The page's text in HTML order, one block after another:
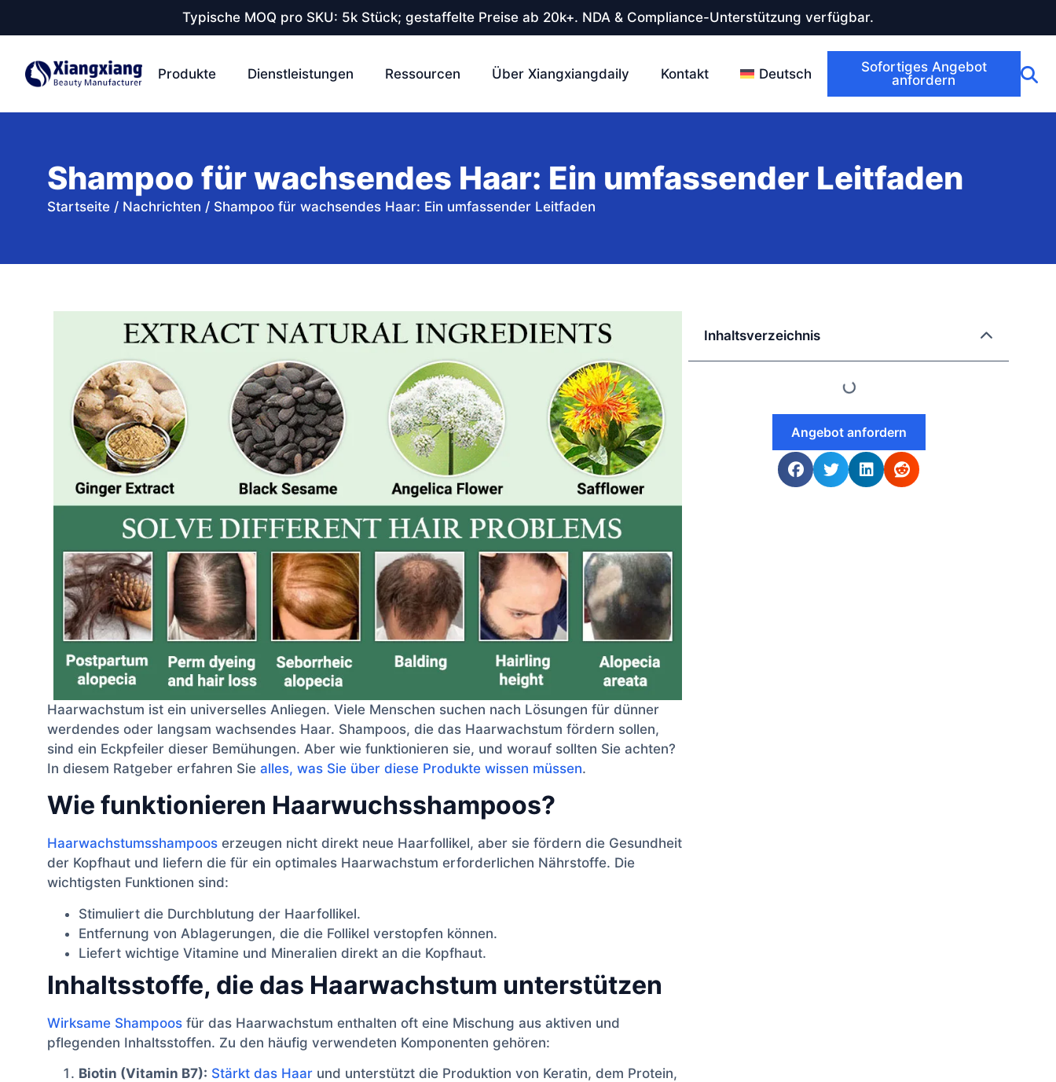
Typische MOQ pro SKU: 5k Stück; gestaffelte Preise ab 20k+. NDA & Compliance-Unterstützung verfügbar.
Produkte Dienstleistungen Ressourcen Über Xiangxiangdaily Kontakt Deutsch
Sofortiges Angebot
anfordern
Shampoo für wachsendes Haar: Ein umfassender Leitfaden
Startseite / Nachrichten / Shampoo für wachsendes Haar: Ein umfassender Leitfaden
Haarwachstum ist ein universelles Anliegen. Viele Menschen suchen nach Lösungen für dünner
werdendes oder langsam wachsendes Haar. Shampoos, die das Haarwachstum fördern sollen,
sind ein Eckpfeiler dieser Bemühungen. Aber wie funktionieren sie, und worauf sollten Sie achten?
In diesem Ratgeber erfahren Sie alles, was Sie über diese Produkte wissen müssen.
Wie funktionieren Haarwuchsshampoos?
Haarwachstumsshampoos erzeugen nicht direkt neue Haarfollikel, aber sie fördern die Gesundheit
der Kopfhaut und liefern die für ein optimales Haarwachstum erforderlichen Nährstoffe. Die
wichtigsten Funktionen sind:
Stimuliert die Durchblutung der Haarfollikel.
Entfernung von Ablagerungen, die die Follikel verstopfen können.
Liefert wichtige Vitamine und Mineralien direkt an die Kopfhaut.
Inhaltsstoffe, die das Haarwachstum unterstützen
Wirksame Shampoos für das Haarwachstum enthalten oft eine Mischung aus aktiven und
pflegenden Inhaltsstoffen. Zu den häufig verwendeten Komponenten gehören:
Biotin (Vitamin B7): Stärkt das Haar und unterstützt die Produktion von Keratin, dem Protein,
Inhaltsverzeichnis
Angebot anfordern